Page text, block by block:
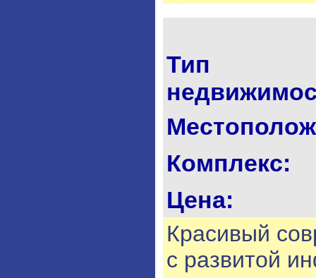
Тип
Комплекс:
Цена:
Красивый
с развитой